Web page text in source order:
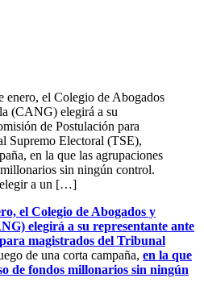
enero, el Colegio de Abogados
(CANG) elegirá a su
de Postulación para
Supremo Electoral (TSE),
en la que las agrupaciones
sin ningún control.
elegir a un […]
el Colegio de Abogados y
elegirá a su representante ante
magistrados del Tribunal
de una corta campaña, en la que
de fondos millonarios sin ningún